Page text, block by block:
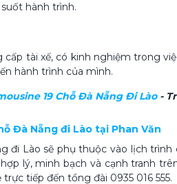
hành trình.
cấp tài xế, có kinh nghiệm trong
hành trình của mình.
19 Chỗ Đà Nẵng Đi Lào -
Đà Nẵng đi Lào tại Phan Văn
đi Lào sẽ phụ thuộc vào lịch
lý, minh bạch và cạnh tranh
tiếp đến tổng đài 0935 016 555.